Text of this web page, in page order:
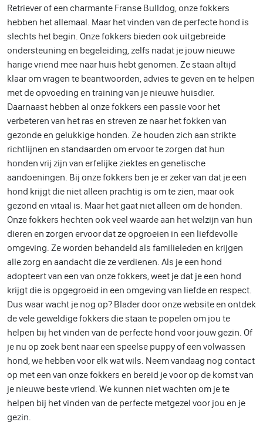
Retriever of een charmante Franse Bulldog, onze fokkers
hebben het allemaal. Maar het vinden van de perfecte hond is
slechts het begin. Onze fokkers bieden ook uitgebreide
ondersteuning en begeleiding, zelfs nadat je jouw nieuwe
harige vriend mee naar huis hebt genomen. Ze staan altijd
klaar om vragen te beantwoorden, advies te geven en te helpen
met de opvoeding en training van je nieuwe huisdier.
Daarnaast hebben al onze fokkers een passie voor het
verbeteren van het ras en streven ze naar het fokken van
gezonde en gelukkige honden. Ze houden zich aan strikte
richtlijnen en standaarden om ervoor te zorgen dat hun
honden vrij zijn van erfelijke ziektes en genetische
aandoeningen. Bij onze fokkers ben je er zeker van dat je een
hond krijgt die niet alleen prachtig is om te zien, maar ook
gezond en vitaal is. Maar het gaat niet alleen om de honden.
Onze fokkers hechten ook veel waarde aan het welzijn van hun
dieren en zorgen ervoor dat ze opgroeien in een liefdevolle
omgeving. Ze worden behandeld als familieleden en krijgen
alle zorg en aandacht die ze verdienen. Als je een hond
adopteert van een van onze fokkers, weet je dat je een hond
krijgt die is opgegroeid in een omgeving van liefde en respect.
Dus waar wacht je nog op? Blader door onze website en ontdek
de vele geweldige fokkers die staan te popelen om jou te
helpen bij het vinden van de perfecte hond voor jouw gezin. Of
je nu op zoek bent naar een speelse puppy of een volwassen
hond, we hebben voor elk wat wils. Neem vandaag nog contact
op met een van onze fokkers en bereid je voor op de komst van
je nieuwe beste vriend. We kunnen niet wachten om je te
helpen bij het vinden van de perfecte metgezel voor jou en je
gezin.